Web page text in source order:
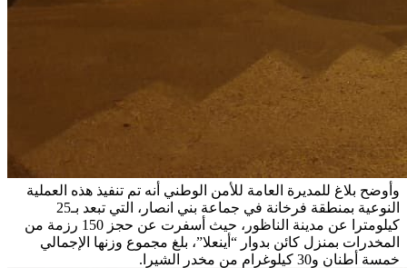
وأوضح بلاغ للمديرة العامة للأمن الوطني أنه تم تنفيذ هذه العملية
النوعية بمنطقة فرخانة في جماعة بني انصار، التي تبعد بـ25
كيلومترا عن مدينة الناظور، حيث أسفرت عن حجز 150 رزمة من
المخدرات بمنزل كائن بدوار “أينعلا”، بلغ مجموع وزنها الإجمالي
خمسة أطنان و30 كيلوغرام من مخدر الشيرا.